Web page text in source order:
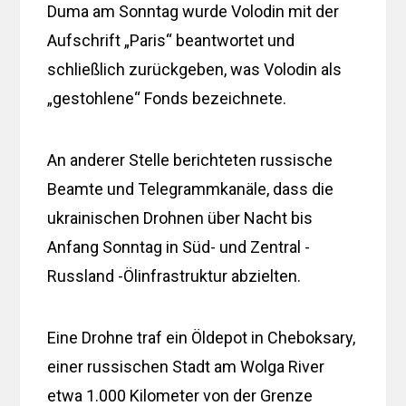
Duma am Sonntag wurde Volodin mit der
Aufschrift „Paris“ beantwortet und
schließlich zurückgeben, was Volodin als
„gestohlene“ Fonds bezeichnete.
An anderer Stelle berichteten russische
Beamte und Telegrammkanäle, dass die
ukrainischen Drohnen über Nacht bis
Anfang Sonntag in Süd- und Zentral -
Russland -Ölinfrastruktur abzielten.
Eine Drohne traf ein Öldepot in Cheboksary,
einer russischen Stadt am Wolga River
etwa 1.000 Kilometer von der Grenze